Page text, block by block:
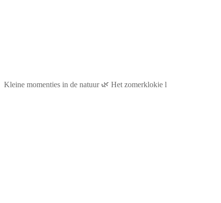
Kleine momentjes in de natuur 🌿 Het zomerklokje l